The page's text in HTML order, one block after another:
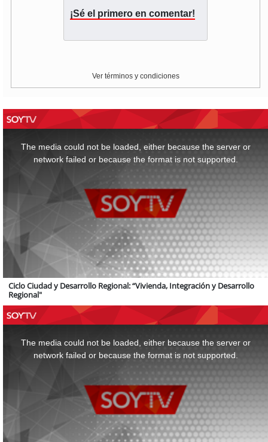
¡Sé el primero en comentar!
Ver términos y condiciones
The media could not be loaded, either because the server or
network failed or because the format is not supported.
Ciclo Ciudad y Desarrollo Regional: “Vivienda, Integración y Desarrollo
Regional"
The media could not be loaded, either because the server or
network failed or because the format is not supported.